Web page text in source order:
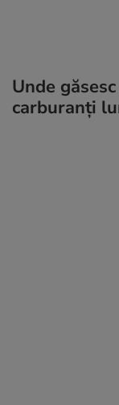
Unde
carburanți